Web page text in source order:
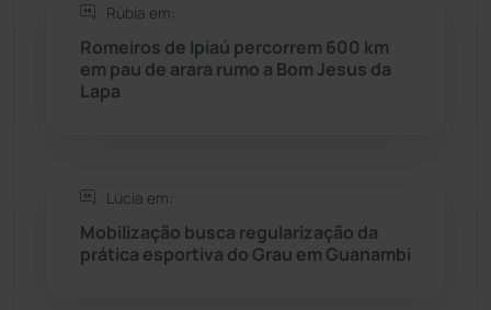
Sudoeste Baiano
Tanhaçu
Rúbia em:
Romeiros de Ipiaú percorrem 600 km
em pau de arara rumo a Bom Jesus da
Lapa
Lúcia em:
Mobilização busca regularização da
prática esportiva do Grau em Guanambi